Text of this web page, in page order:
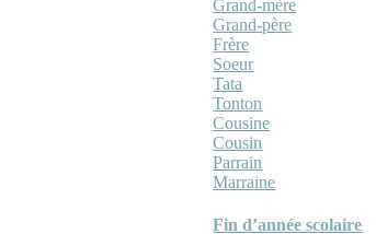
Grand-mère
Grand-père
Frère
Soeur
Tata
Tonton
Cousine
Cousin
Parrain
Marraine
Fin d’année scolaire